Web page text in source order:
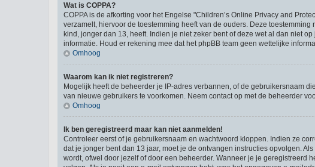
Wat is COPPA?
COPPA is de afkorting voor het Engelse "Children’s Online Privacy and
verzamelt, hiervoor de toestemming heeft van de ouders. Deze
kind, jonger dan 13, heeft. Indien je niet zeker bent of deze wet al dan niet
informatie. Houd er rekening mee dat het phpBB team geen wettelijke
Omhoog
Waarom kan ik niet registreren?
Mogelijk heeft de beheerder je IP-adres verbannen, of de gebruikersnaam
van nieuwe gebruikers te voorkomen. Neem contact op met de beheerder
Omhoog
Ik ben geregistreerd maar kan niet aanmelden!
Controleer eerst of je gebruikersnaam en wachtwoord kloppen. Indien ze
dat je jonger bent dan 13 jaar, moet je de ontvangen instructies opvolgen.
wordt, ofwel door jezelf of door een beheerder. Wanneer je je geregistreerd